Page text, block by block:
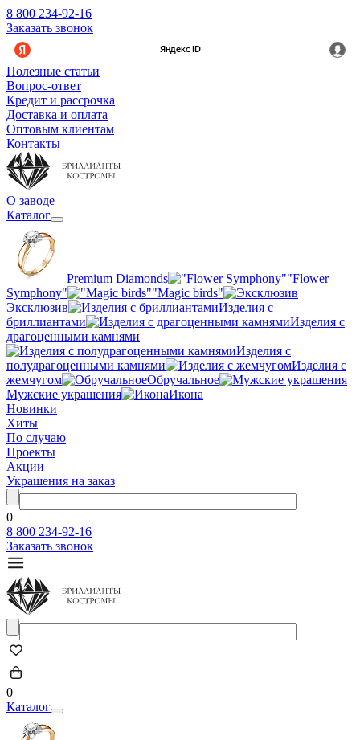
8 800 234-92-16
Заказать звонок
Полезные статьи
Вопрос-ответ
Кредит и рассрочка
Доставка и оплата
Оптовым клиентам
Контакты
О заводе
Каталог
Premium Diamonds
"Flower
Symphony"
"Magic birds"
Эксклюзив
Изделия с
бриллиантами
Изделия с
драгоценными камнями
Изделия с
полудрагоценными камнями
Изделия с
жемчугом
Обручальное
Мужские украшения
Икона
Новинки
Хиты
По случаю
Проекты
Акции
Украшения на заказ
0
8 800 234-92-16
Заказать звонок
0
Каталог